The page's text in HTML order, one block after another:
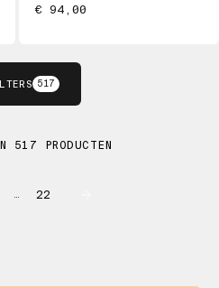
€ 94,00
517
PRODUCTEN
… 22